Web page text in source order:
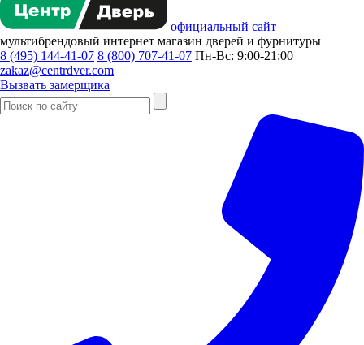
официальный сайт
мультибрендовый интернет магазин дверей и фурнитуры
8 (495) 144-41-07 8 (800) 707-41-07 Пн-Вс: 9:00-21:00
zakaz@centrdver.com
Вызвать замерщика